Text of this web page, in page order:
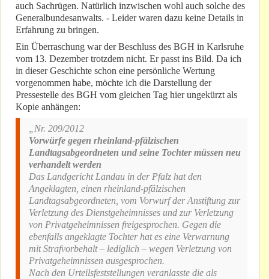
auch Sachrügen. Natürlich inzwischen wohl auch solche des
Generalbundesanwalts. - Leider waren dazu keine Details in
Erfahrung zu bringen.
Ein Überraschung war der Beschluss des BGH in Karlsruhe
vom 13. Dezember trotzdem nicht. Er passt ins Bild. Da ich
in dieser Geschichte schon eine persönliche Wertung
vorgenommen habe, möchte ich die Darstellung der
Pressestelle des BGH vom gleichen Tag hier ungekürzt als
Kopie anhängen:
„Nr. 209/2012
Vorwürfe gegen rheinland-pfälzischen
Landtagsabgeordneten und seine Tochter müssen neu
verhandelt werden
Das Landgericht Landau in der Pfalz hat den
Angeklagten, einen rheinland-pfälzischen
Landtagsabgeordneten, vom Vorwurf der Anstiftung zur
Verletzung des Dienstgeheimnisses und zur Verletzung
von Privatgeheimnissen freigesprochen. Gegen die
ebenfalls angeklagte Tochter hat es eine Verwarnung
mit Strafvorbehalt – lediglich – wegen Verletzung von
Privatgeheimnissen ausgesprochen.
Nach den Urteilsfeststellungen veranlasste die als